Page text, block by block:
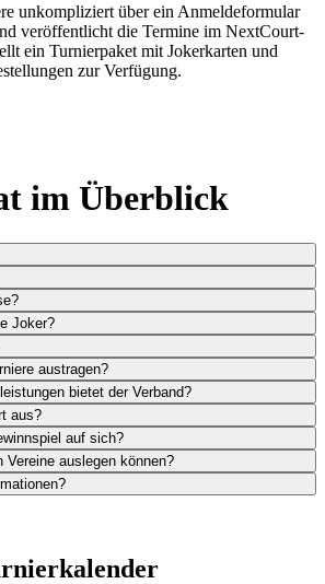
unkompliziert über ein Anmeldeformular
veröffentlicht die Termine im NextCourt-
ein Turnierpaket mit Jokerkarten und
zur Verfügung.
im Überblick
Joker?
austragen?
bietet der Verband?
aus?
auf sich?
Vereine auslegen können?